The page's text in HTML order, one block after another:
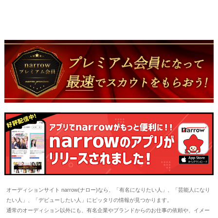
オーディションサイト narrow(ナロー)なら、「有名になりたい人」、「芸能人になり
たい人」、「デビューしたい人」にピッタリの情報が見つかります。
通常のオーディション以外にも、有名企業やブランドからのお仕事の依頼や、イメー